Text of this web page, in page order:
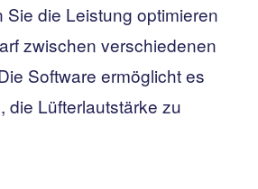
Sie die Leistung optimieren
zwischen verschiedenen
Software ermöglicht es
die Lüfterlautstärke zu